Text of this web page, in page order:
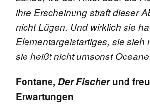
ihre Erscheinung straft dieser
nicht Lügen. Und wirklich sie
Elementargeistartiges, sie sieh
sie heißt nicht umsonst Oceane.
Fontane, Der Fischer und
Erwartungen